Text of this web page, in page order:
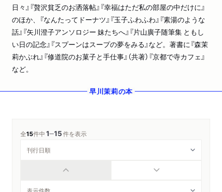
日々』『贅沢貧乏のお洒落帖』『幸福はただ私の部屋の中だけに』
のほか、『なんたってドーナツ』『玉子ふわふわ』『素湯のような
話』『矢川澄子アンソロジー 妹たちへ』『片山廣子随筆集 ともし
い日の記念』『スプーンはスープの夢をみる』など。著書に『森茉
莉かぶれ』『修道院のお菓子と手仕事』（共著）『京都で寺カフェ』
など。
早川茉莉の本
全15件中1─15件を表示